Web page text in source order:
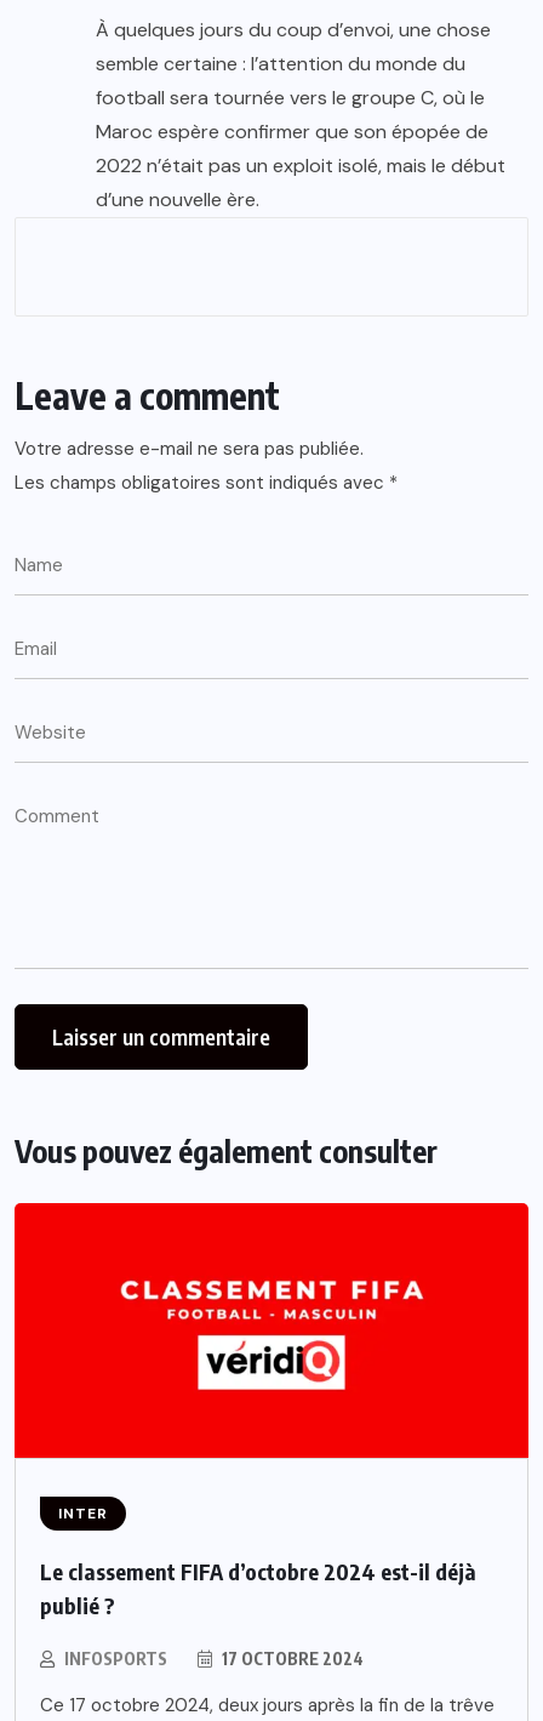
À quelques jours du coup d’envoi, une chose
semble certaine : l’attention du monde du
football sera tournée vers le groupe C, où le
Maroc espère confirmer que son épopée de
2022 n’était pas un exploit isolé, mais le début
d’une nouvelle ère.
Leave a comment
Votre adresse e-mail ne sera pas publiée.
Les champs obligatoires sont indiqués avec *
Vous pouvez également consulter
INTER
Le classement FIFA d’octobre 2024 est-il déjà
publié ?
INFOSPORTS 17 OCTOBRE 2024
Ce 17 octobre 2024, deux jours après la fin de la trêve